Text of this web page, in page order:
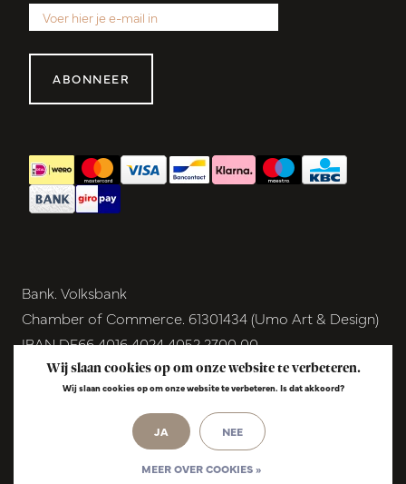
ABONNEER
Bank. Volksbank
Chamber of Commerce. 61301434 (Umo Art & Design)
IBAN DE66 4016 4024 4052 2700 00
BIC GENODEM1GRN
VAT NL854291040B01
© Copyright 2026 - Umo Art & Design |
Wij slaan cookies op om onze website te verbeteren.
Wij slaan cookies op om onze website te verbeteren. Is dat akkoord?
JA NEE
MEER OVER COOKIES »